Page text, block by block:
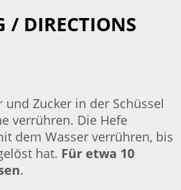
/ DIRECTIONS
und Zucker in der Schüssel
verrühren. Die Hefe
dem Wasser verrühren, bis
hat. Für etwa 10
.